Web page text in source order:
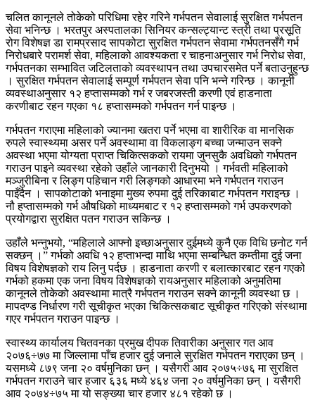
चलित कानूनले तोकेको परिधिमा रहेर गरिने गर्भपतन सेवालाई सुरक्षित गर्भपतन
सेवा भनिन्छ । भरतपुर अस्पतालका सिनियर कन्सल्ट्यान्ट स्त्री तथा प्रसूति
रोग विशेषज्ञ डा रामप्रसाद सापकोटा सुरक्षित गर्भपतन सेवामा गर्भपतनसँगै गर्भ
निरोधबारे परामर्श सेवा, महिलाको आवश्यकता र चाहनाअनुसार गर्भ निरोध सेवा,
गर्भपतनका सम्भावित जटिलताको व्यवस्थापन तथा उपचारसमेत पर्ने बताउनुहुन्छ
। सुरक्षित गर्भपतन सेवालाई सम्पूर्ण गर्भपतन सेवा पनि भन्ने गरिन्छ । कानूनी
व्यवस्थाअनुसार १२ हप्तासम्मको गर्भ र जबरजस्ती करणी एवं हाडनाता
करणीबाट रहन गएका १८ हप्तासम्मको गर्भपतन गर्न पाइन्छ ।
गर्भपतन गराएमा महिलाको ज्यानमा खतरा पर्ने भएमा वा शारीरिक वा मानसिक
रुपले स्वास्थ्यमा असर पर्ने अवस्थामा वा विकलाङ्ग बच्चा जन्माउन सक्ने
अवस्था भएमा योग्यता प्राप्त चिकित्सकको रायमा जुनसुकै अवधिको गर्भपतन
गराउन पाइने व्यवस्था रहेको उहाँले जानकारी दिनुभयो । गर्भवती महिलाको
मञ्जुरीबिना र लिङ्ग पहिचान गरी लिङ्गको आधारमा भने गर्भपतन गराउन
पाइँदैन । सापकोटाको भनाइमा मुख्य रुपमा दुई तरिकाबाट गर्भपतन गराइन्छ ।
नौ हप्तासम्मको गर्भ औषधिको माध्यमबाट र १२ हप्तासम्मको गर्भ उपकरणको
प्रयोगद्वारा सुरक्षित पतन गराउन सकिन्छ ।
उहाँले भन्नुभयो, “महिलाले आफ्नो इच्छाअनुसार दुईमध्ये कुनै एक विधि छनोट गर्न
सक्छन् ।” गर्भको अवधि १२ हप्ताभन्दा माथि भएमा सम्बन्धित कम्तीमा दुई जना
विषय विशेषज्ञको राय लिनु पर्दछ । हाडनाता करणी र बलात्कारबाट रहन गएको
गर्भको हकमा एक जना विषय विशेषज्ञको रायअनुसार महिलाको अनुमतिमा
कानूनले तोकेको अवस्थामा मात्रै गर्भपतन गराउन सक्ने कानूनी व्यवस्था छ ।
मापदण्ड निर्धारण गरी सूचीकृत भएका चिकित्सकबाट सूचीकृत गरिएको संस्थामा
गएर गर्भपतन गराउन पाइन्छ ।
स्वास्थ्य कार्यालय चितवनका प्रमुख दीपक तिवारीका अनुसार गत आव
२०७६÷७७ मा जिल्लामा पाँच हजार दुई जनाले सुरक्षित गर्भपतन गराएका छन् ।
यसमध्ये ८७९ जना २० वर्षमुनिका छन् । यसैगरी आव २०७५÷७६ मा सुरक्षित
गर्भपतन गराउने चार हजार ६३६ मध्ये ४६४ जना २० वर्षमुनिका छन् । यसैगरी
आव २०७४÷७५ मा यो सङ्ख्या चार हजार ४८१ रहेको छ ।